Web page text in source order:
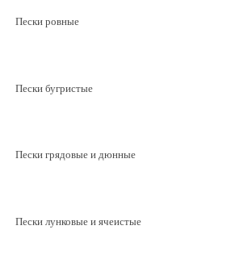
Пески ровные
Пески бугристые
Пески грядовые и дюнные
Пески лунковые и ячеистые